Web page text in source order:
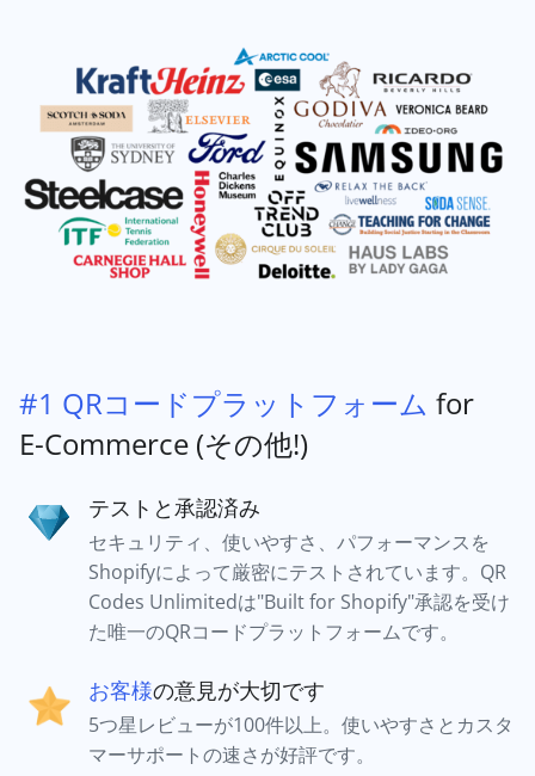
#1 QRコードプラットフォーム for
E-Commerce (その他!)
テストと承認済み
セキュリティ、使いやすさ、パフォーマンスを
Shopifyによって厳密にテストされています。QR
Codes Unlimitedは"Built for Shopify"承認を受け
た唯一のQRコードプラットフォームです。
お客様の意見が大切です
5つ星レビューが100件以上。使いやすさとカスタ
マーサポートの速さが好評です。